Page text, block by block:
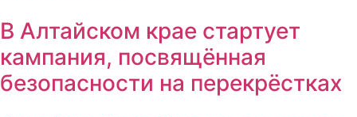
В Алтайском крае стартует
кампания, посвящённая
безопасности на перекрёстках